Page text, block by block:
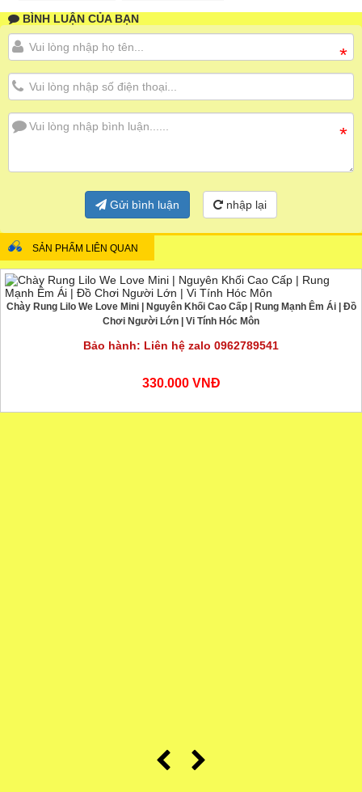
BÌNH LUẬN CỦA BẠN
*
*
Gửi bình luận nhập lại
SẢN PHẨM LIÊN QUAN
Chày Rung Lilo We Love Mini | Nguyên Khối Cao Cấp | Rung Mạnh Êm Ái | Đồ
Chơi Người Lớn | Vi Tính Hóc Môn
Bảo hành: Liên hệ zalo 0962789541
330.000 VNĐ